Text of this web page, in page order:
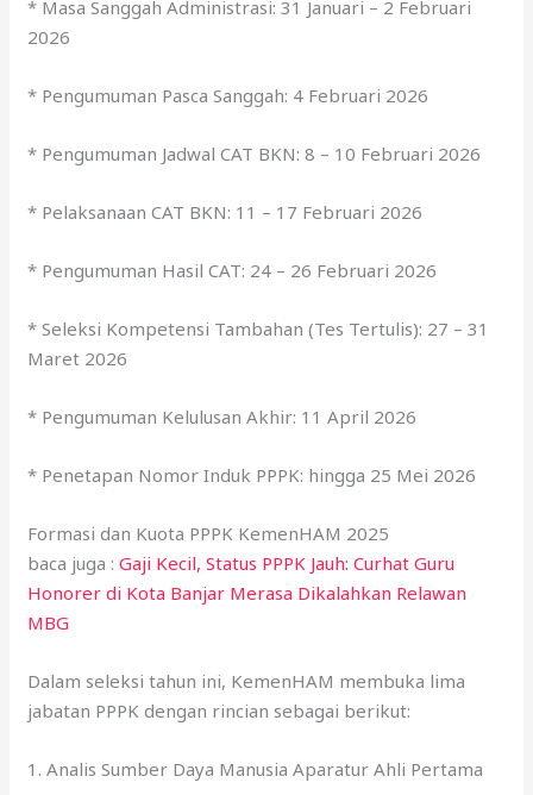
* Masa Sanggah Administrasi: 31 Januari – 2 Februari
2026
* Pengumuman Pasca Sanggah: 4 Februari 2026
* Pengumuman Jadwal CAT BKN: 8 – 10 Februari 2026
* Pelaksanaan CAT BKN: 11 – 17 Februari 2026
* Pengumuman Hasil CAT: 24 – 26 Februari 2026
* Seleksi Kompetensi Tambahan (Tes Tertulis): 27 – 31
Maret 2026
* Pengumuman Kelulusan Akhir: 11 April 2026
* Penetapan Nomor Induk PPPK: hingga 25 Mei 2026
Formasi dan Kuota PPPK KemenHAM 2025
baca juga :Gaji Kecil, Status PPPK Jauh: Curhat Guru
Honorer di Kota Banjar Merasa Dikalahkan Relawan
MBG
Dalam seleksi tahun ini, KemenHAM membuka lima
jabatan PPPK dengan rincian sebagai berikut:
1. Analis Sumber Daya Manusia Aparatur Ahli Pertama